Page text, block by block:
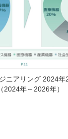
ニアリング 2024年
2024年～2026年